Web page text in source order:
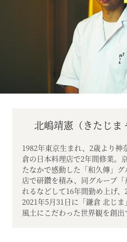
北嶋靖憲（きたじま
1982年東京生まれ、2歳より神
倉の日本料理店で2年間修業。
たなかで感動した「和久傳」
店で研鑽を積み、同グループ
れるなどして16年間勤め上げ、
2021年5月31日に「鎌倉 北じ
風土にこだわった世界観を創出